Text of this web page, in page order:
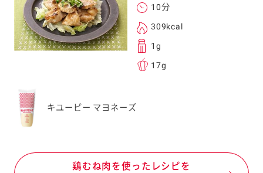
10分
309kcal
1g
17g
キユーピー マヨネーズ
鶏むね肉を使ったレシピを